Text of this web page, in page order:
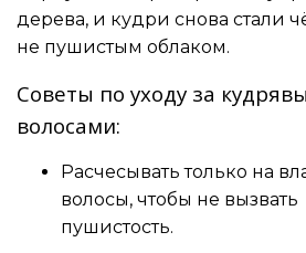
дерева, и кудри снова стали
не пушистым облаком.
Советы по уходу за
волосами:
Расчесывать только на
волосы, чтобы не вызвать
пушистость.